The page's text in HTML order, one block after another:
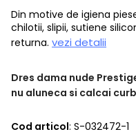
Din motive de igiena
chilotii, slipii, sutiene
returna. vezi detalii
Dres dama nude
nu aluneca si calcai
Cod articol: S-032472-1